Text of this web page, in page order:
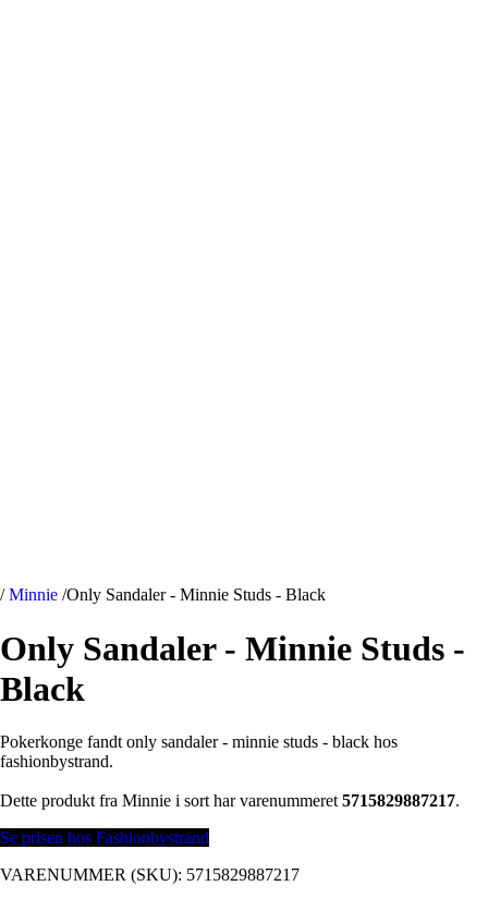
/ Minnie /Only Sandaler - Minnie Studs - Black
Only Sandaler - Minnie Studs -
Black
Pokerkonge fandt only sandaler - minnie studs - black hos
fashionbystrand.
Dette produkt fra Minnie i sort har varenummeret 5715829887217.
Se prisen hos Fashionbystrand
VARENUMMER (SKU): 5715829887217